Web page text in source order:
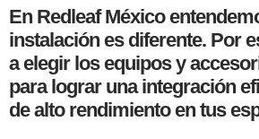
En Redleaf México
instalación es diferente. Por
a elegir los equipos y
para lograr una integración
de alto rendimiento en tus